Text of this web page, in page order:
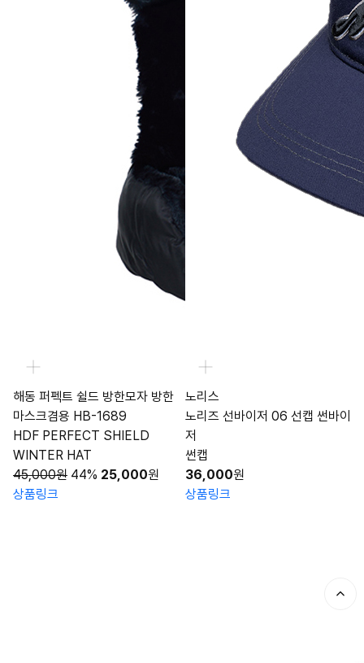
해동 퍼펙트 쉴드 방한모자 방한
마스크겸용 HB-1689
HDF PERFECT SHIELD
WINTER HAT
45,000원 44% 25,000원
상품링크
노리스
노리즈 선바이저 06 선캡 썬바이
저
썬캡
36,000원
상품링크